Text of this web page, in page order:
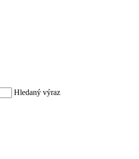
Hledaný výraz